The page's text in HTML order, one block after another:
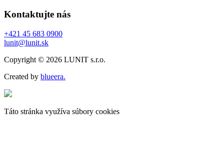
Kontaktujte nás
+421 45 683 0900
lunit@lunit.sk
Copyright © 2026 LUNIT s.r.o.
Created by blueera.
Táto stránka využíva súbory cookies